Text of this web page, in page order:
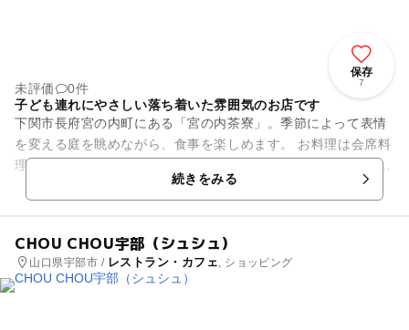
保存
7
未評価
0件
子ども連れにやさしい落ち着いた雰囲気のお店です
下関市長府宮の内町にある「宮の内茶寮」。季節によって表情
を変える庭を眺めながら、食事を楽しめます。 お料理は会席料
理からリーズナブルなランチメニューとさまざま。 座敷や個室
続きをみる
CHOU CHOU宇部（シュシュ）
山口県宇部市 / レストラン・カフェ , ショッピング